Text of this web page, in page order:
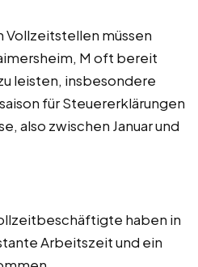
Vollzeitstellen müssen
M oft bereit
leisten, insbesondere
für Steuererklärungen
also zwischen Januar und
haben in
Arbeitszeit und ein